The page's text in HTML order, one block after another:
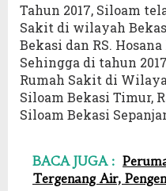
Tahun 2017, Siloam
Sakit di wilayah
Bekasi dan RS.
Sehingga di tahun
Rumah Sakit di
Siloam Bekasi Timur,
Siloam Bekasi
BACA JUGA :
Tergenang Air,